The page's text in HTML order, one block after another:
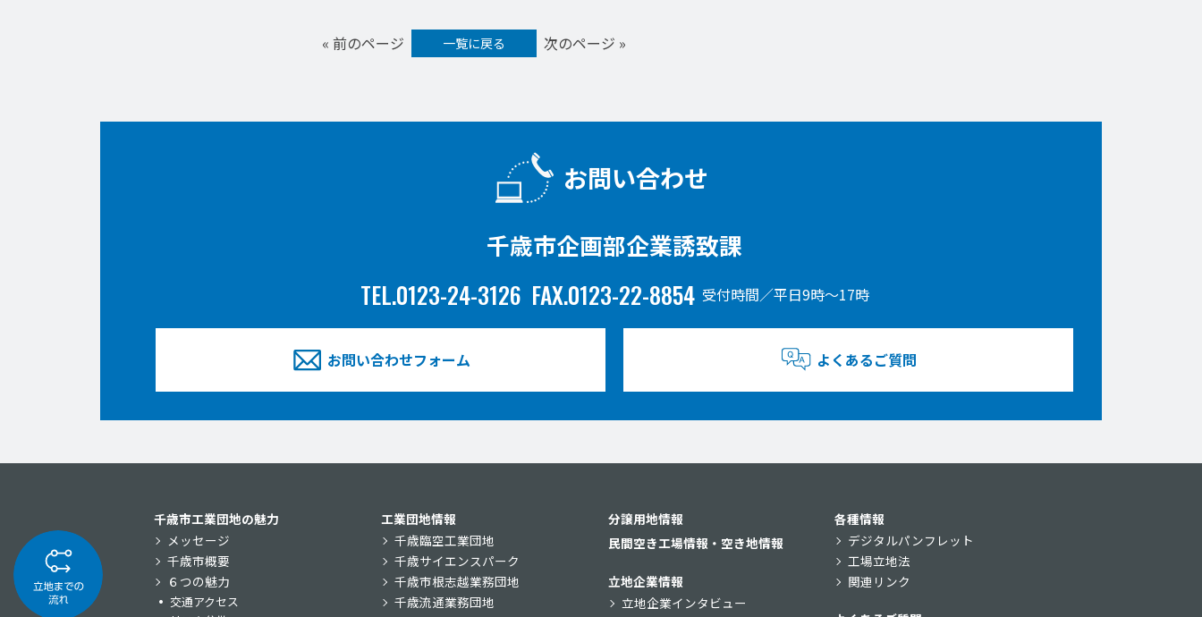
« 前のページ 一覧に戻る 次のページ »
お問い合わせ
千歳市企画部企業誘致課
TEL.0123-24-3126 FAX.0123-22-8854 受付時間／平日9時〜17時
お問い合わせフォーム よくあるご質問
千歳市工業団地の魅力
メッセージ
千歳市概要
６つの魅力
交通アクセス
工業団地情報
千歳臨空工業団地
千歳サイエンスパーク
千歳市根志越業務団地
千歳流通業務団地
分譲用地情報
民間空き工場情報・空き地情報
立地企業情報
立地企業インタビュー
各種情報
デジタルパンフレット
工場立地法
関連リンク